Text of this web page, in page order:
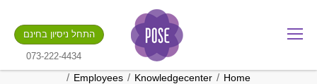
.gotpose.com
התחל ניסיון בחינם
073-222-4434
Home
/
Knowledgecenter
/
Employees
/